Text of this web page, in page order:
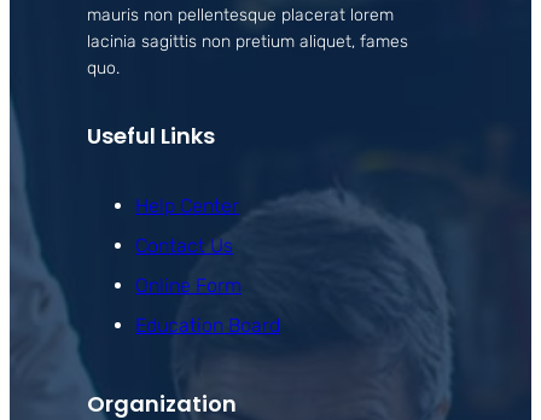
mauris non pellentesque placerat lorem
lacinia sagittis non pretium aliquet, fames
quo.
Useful Links
Help Center
Contact Us
Online Form
Education Board
Organization